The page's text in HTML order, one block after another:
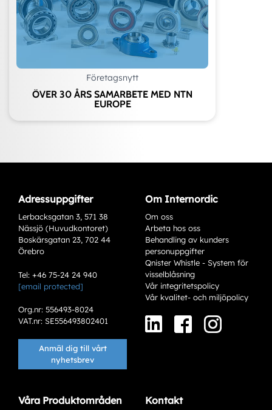
Företagsnytt
ÖVER 30 ÅRS SAMARBETE MED NTN
EUROPE
Varianter
Adressuppgifter
Lerbacksgatan 3, 571 38
Nässjö (Huvudkontoret)
Boskärsgatan 23, 702 44
Örebro
Tel: +46 75-24 24 940
[email protected]
Org.nr: 556493-8024
VAT.nr: SE556493802401
Anmäl dig till vårt
nyhetsbrev
Om Internordic
Om oss
Arbeta hos oss
Behandling av kunders
personuppgifter
Qnister Whistle - System för
visselblåsning
Vår integritetspolicy
Vår kvalitet- och miljöpolicy
Våra Produktområden Kontakt